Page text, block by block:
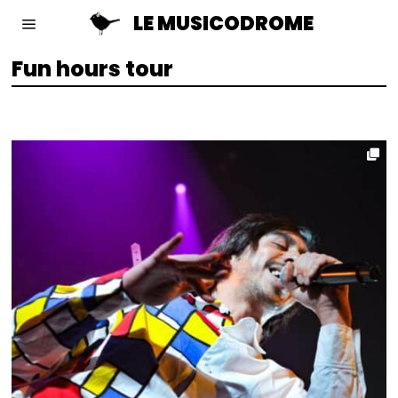
LE MUSICODROME
Fun hours tour